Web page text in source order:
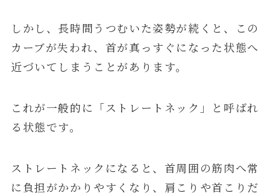
しかし、長時間うつむいた姿勢が続くと、この
カーブが失われ、首が真っすぐになった状態へ
近づいてしまうことがあります。
これが一般的に「ストレートネック」と呼ばれ
る状態です。
ストレートネックになると、首周囲の筋肉へ常
に負担がかかりやすくなり、肩こりや首こりだ